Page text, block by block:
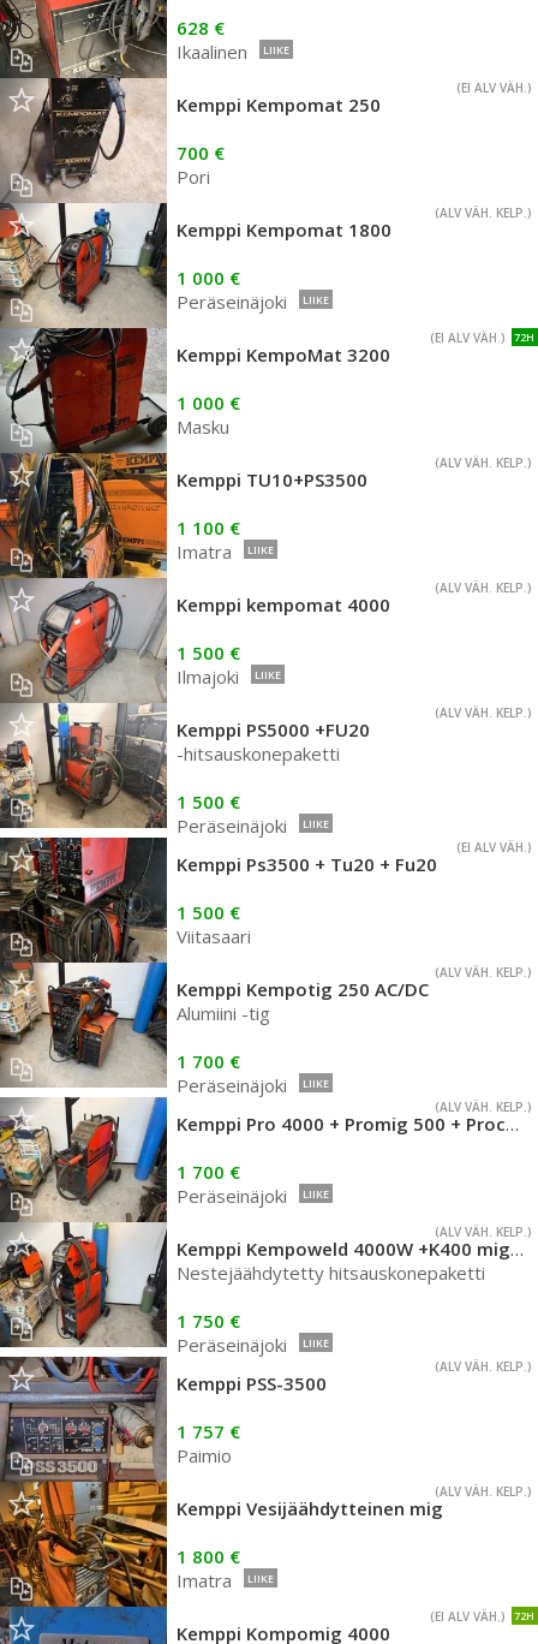
628 €
Ikaalinen
LIIKE
(EI ALV VÄH.)
Kemppi Kempomat 250
700 €
Pori
(ALV VÄH. KELP.)
Kemppi Kempomat 1800
1 000 €
Peräseinäjoki
LIIKE
72H
(EI ALV VÄH.)
Kemppi KempoMat 3200
1 000 €
Masku
(ALV VÄH. KELP.)
Kemppi TU10+PS3500
1 100 €
Imatra
LIIKE
(ALV VÄH. KELP.)
Kemppi kempomat 4000
1 500 €
Ilmajoki
LIIKE
(ALV VÄH. KELP.)
Kemppi PS5000 +FU20
-hitsauskonepaketti
1 500 €
Peräseinäjoki
LIIKE
(EI ALV VÄH.)
Kemppi Ps3500 + Tu20 + Fu20
1 500 €
Viitasaari
(ALV VÄH. KELP.)
Kemppi Kempotig 250 AC/DC
Alumiini -tig
1 700 €
Peräseinäjoki
LIIKE
(ALV VÄH. KELP.)
Kemppi Pro 4000 + Promig 500 + Procool 10 -hitsauskonepaketti
1 700 €
Peräseinäjoki
LIIKE
(ALV VÄH. KELP.)
Kemppi Kempoweld 4000W +K400 mig/mag
Nestejäähdytetty hitsauskonepaketti
1 750 €
Peräseinäjoki
LIIKE
(ALV VÄH. KELP.)
Kemppi PSS-3500
1 757 €
Paimio
(ALV VÄH. KELP.)
Kemppi Vesijäähdytteinen mig
1 800 €
Imatra
LIIKE
72H
(EI ALV VÄH.)
Kemppi Kompomig 4000